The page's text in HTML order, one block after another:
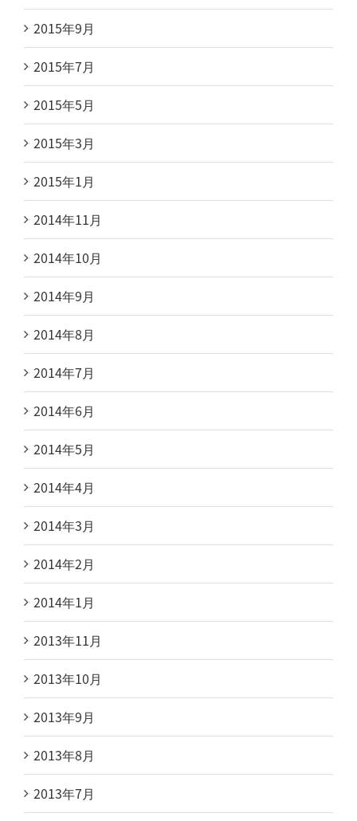
2015年9月
2015年7月
2015年5月
2015年3月
2015年1月
2014年11月
2014年10月
2014年9月
2014年8月
2014年7月
2014年6月
2014年5月
2014年4月
2014年3月
2014年2月
2014年1月
2013年11月
2013年10月
2013年9月
2013年8月
2013年7月